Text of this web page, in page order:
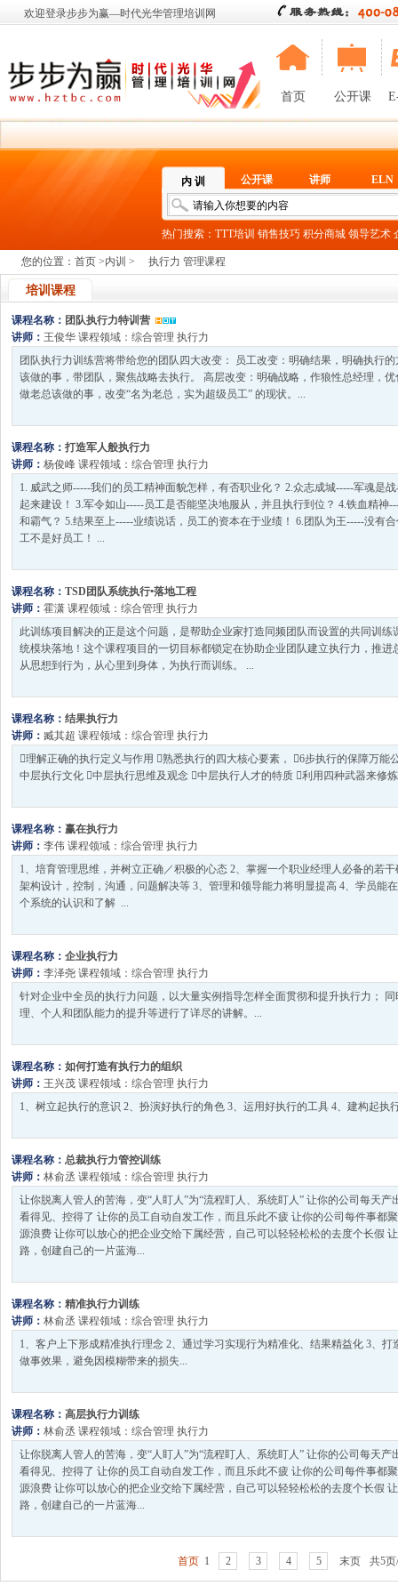
欢迎登录步步为赢—时代光华管理培训网
首页 公开课
内 训 公开课 讲师 ELN
热门搜索： TTT培训 销售技巧 积分商城 领导艺术
您的位置： 首页 >内训 > 执行力 管理课程
培训课程
课程名称： 团队执行力特训营
讲师： 王俊华 课程领域： 综合管理 执行力
团队执行力训练营将带给您的团队四大改变： 员工改变：明确结果，明确执行
该做的事，带团队，聚焦战略去执行。 高层改变：明确战略，作狼性总经理，
做老总该做的事，改变“名为老总，实为超级员工” 的现状。...
课程名称： 打造军人般执行力
讲师： 杨俊峰 课程领域： 综合管理 执行力
1. 威武之师-----我们的员工精神面貌怎样，有否职业化？ 2.众志成城-----军魂是
起来建设！ 3.军令如山-----员工是否能坚决地服从，并且执行到位？ 4.铁血精神
和霸气？ 5.结果至上-----业绩说话，员工的资本在于业绩！ 6.团队为王-----没有
工不是好员工！ ...
课程名称： TSD团队系统执行•落地工程
讲师： 霍潇 课程领域： 综合管理 执行力
此训练项目解决的正是这个问题，是帮助企业家打造同频团队而设置的共同训
统模块落地！这个课程项目的一切目标都锁定在协助企业团队建立执行力，推
从思想到行为，从心里到身体，为执行而训练。 ...
课程名称： 结果执行力
讲师： 臧其超 课程领域： 综合管理 执行力
理解正确的执行定义与作用 熟悉执行的四大核心要素， 6步执行的保障万能
中层执行文化 中层执行思维及观念 中层执行人才的特质 利用四种武器来修
课程名称： 赢在执行力
讲师： 李伟 课程领域： 综合管理 执行力
1、培育管理思维，并树立正确／积极的心态 2、掌握一个职业经理人必备的若
架构设计，控制，沟通，问题解决等 3、管理和领导能力将明显提高 4、学员能
个系统的认识和了解 ...
课程名称： 企业执行力
讲师： 李泽尧 课程领域： 综合管理 执行力
针对企业中全员的执行力问题，以大量实例指导怎样全面贯彻和提升执行力；
理、个人和团队能力的提升等进行了详尽的讲解。...
课程名称： 如何打造有执行力的组织
讲师： 王兴茂 课程领域： 综合管理 执行力
1、树立起执行的意识 2、扮演好执行的角色 3、运用好执行的工具 4、建构起执
课程名称： 总裁执行力管控训练
讲师： 林俞丞 课程领域： 综合管理 执行力
让你脱离人管人的苦海，变“人盯人”为“流程盯人、系统盯人” 让你的公司每天
看得见、控得了 让你的员工自动自发工作，而且乐此不疲 让你的公司每件事都
源浪费 让你可以放心的把企业交给下属经营，自己可以轻轻松松的去度个长假
路，创建自己的一片蓝海...
课程名称： 精准执行力训练
讲师： 林俞丞 课程领域： 综合管理 执行力
1、客户上下形成精准执行理念 2、通过学习实现行为精准化、结果精益化 3、
做事效果，避免因模糊带来的损失...
课程名称： 高层执行力训练
讲师： 林俞丞 课程领域： 综合管理 执行力
让你脱离人管人的苦海，变“人盯人”为“流程盯人、系统盯人” 让你的公司每天
看得见、控得了 让你的员工自动自发工作，而且乐此不疲 让你的公司每件事都
源浪费 让你可以放心的把企业交给下属经营，自己可以轻轻松松的去度个长假
路，创建自己的一片蓝海...
首页 1 2 3 4 5 末页 共5